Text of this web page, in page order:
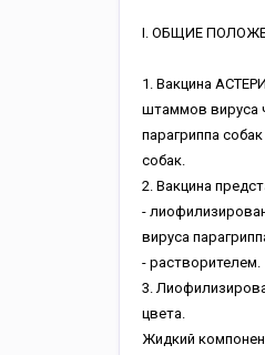
I. ОБЩИЕ
1. Вакцина
штаммов вируса
парагриппа
собак.
2. Вакцина
-
вируса
- растворителем.
3.
цвета.
Жидкий